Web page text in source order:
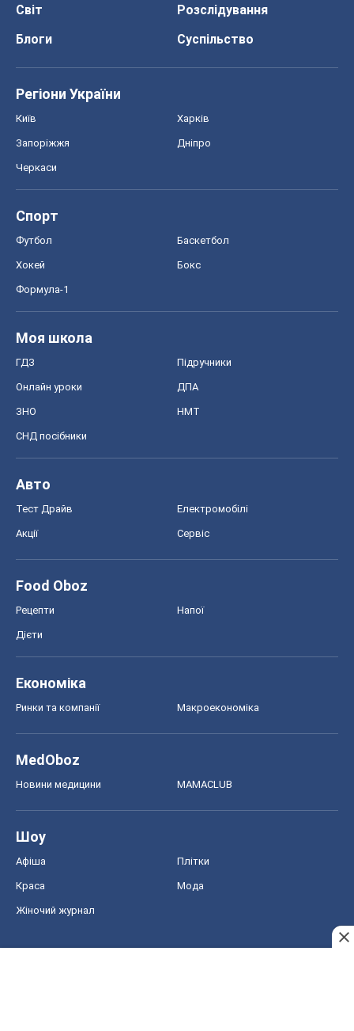
Світ
Розслідування
Блоги
Суспільство
Регіони України
Київ Харків
Запоріжжя Дніпро
Черкаси
Спорт
Футбол Баскетбол
Хокей Бокс
Формула-1
Моя школа
ГДЗ Підручники
Онлайн уроки ДПА
ЗНО НМТ
СНД посібники
Авто
Тест Драйв Електромобілі
Акції Сервіс
Food Oboz
Рецепти Напої
Дієти
Економіка
Ринки та компанії Макроекономіка
MedOboz
Новини медицини MAMACLUB
Шоу
Афіша Плітки
Краса Мода
Жіночий журнал